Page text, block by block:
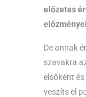
előzetes
De annak
szavakra
elsőként
veszíts el